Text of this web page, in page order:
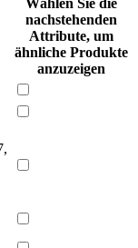
nachstehenden
Attribute, um
ähnliche Produkte
anzuzeigen